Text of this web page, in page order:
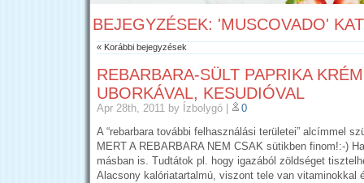
BEJEGYZÉSEK: 'MUSCOVADO'
« Korábbi bejegyzések
REBARBARA-SÜLT PAPRIKA
UBORKÁVAL, KESUDIÓVAL
Apr 28th, 2011 by Ízbolygó
0
A “rebarbara további felhasználási területei” alcímmel
MERT A REBARBARA NEM CSAK sütikben finom!:-)
másban is. Tudtátok pl. hogy igazából zöldséget
Alacsony kalóriatartalmú, viszont tele van vitaminokkal